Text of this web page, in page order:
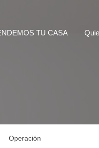
TU CASA
Operación